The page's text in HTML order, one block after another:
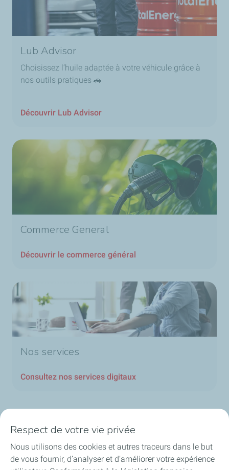
Lub Advisor
Choisissez l’huile adaptée à votre véhicule grâce à
nos outils pratiques 🚗
Découvrir Lub Advisor
Commerce General
Découvrir le commerce général
Nos services
Consultez nos services digitaux
Nos secteurs en Belgique
Nos produits en Belgique
Respect de votre vie privée
Nous utilisons des cookies et autres traceurs dans le but
de vous fournir, d’analyser et d’améliorer votre expérience